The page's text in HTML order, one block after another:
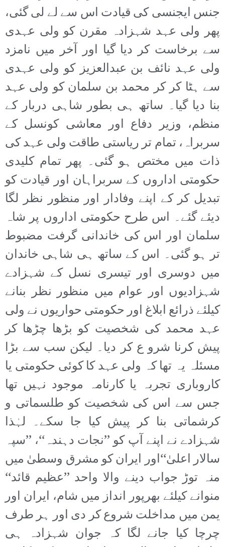
جنس ایجنسی کی قیادت اس سے لے لی گئی،
پھر ولی عہد شہزادہ مقرن کو ولی عہدی
سے برخاست کر دیا گیا اور آخر میں نامزد
ولی عہد نائف بن عبدالعزیز کو ولی عہدی
سے ہٹا کر کر محمد بن سلمان کو ولی عہد
بنا دیا گیا۔ ساتھ ہی بطور شاہی دربار کے
منظم، وزیر دفاع اور معاشی کونسل کے
سربراہ، تمام تر ریاستی طاقت ولی عہد کی
ذات میں مختص ہو گئی۔ پھر تمام کلیدی
حکومتی اداروں کے سربراہان اور قیادت کو
تبدیل کر کے اپنے وفادار اور منظور نظر لگا
دیئے گئے۔ اس طرح حکومتی اداروں پر شاہ
سلمان اور اس کی خاندانی گرفت مضبوط
تر ہو گئی۔ اس کے ساتھ ہی شاہی خاندان
میں دوسری اور تیسری نسل کے شہزادے
شہزادیوں اور عوام میں منظور نظر بنانے
کیلئے ذرائع ابلاغ اور حکومتی حواریوں نے ولی
عہد محمد کی شخصیت کو بڑھا چڑھا کر
پیش کرنا شرو ع کر دیا۔ لیکن سب سے بڑا
مسئلہ یہ تھا کہ ولی عہد کا کوئی حکومتی یا
کاروباری تجربہ یا کارنامہ موجود نہیں تھا
جس سے اس کی شخصیت کو طلسماتی و
کرشماتی بنا کر پیش کیا جا سکے۔ لہٰذا
شہزادے نے اپنے آپ کو ’’نجات دہندہ‘‘، ’’سپہ
سالار اعلیٰ‘‘اور ایران کو مشرق وسطیٰ میں
منہ توڑ جواب دینے والا واحد ’’عظیم قائد‘‘
منوانے کیلئے بھرپور انداز میں شام، ایران اور
یمن میں مداخلت شروع کر دی اور ہر طرف
چرچا کیا جانے لگا کہ جوان شہزادہ ہی